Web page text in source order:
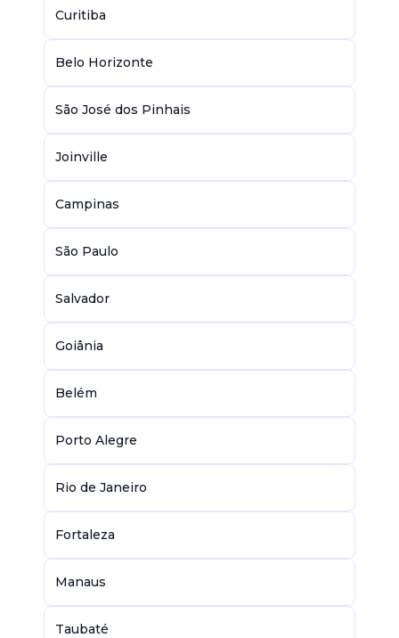
Curitiba
Belo Horizonte
São José dos Pinhais
Joinville
Campinas
São Paulo
Salvador
Goiânia
Belém
Porto Alegre
Rio de Janeiro
Fortaleza
Manaus
Taubaté